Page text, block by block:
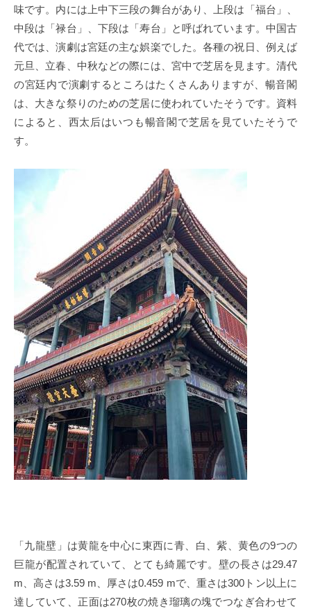
味です。内には上中下三段の舞台があり、上段は 「福台」、
中段は「禄台」、下段は「寿台」と呼ばれています。中国古
代では、演劇は宮廷の主な娯楽でした。各種の祝日、例えば
元旦、立春、中秋などの際には、宮中で芝居を見ます。清代
の宮廷内で演劇するところはたくさんありますが、暢音閣
は、大きな祭りのための芝居に使われていたそうです。資料
によると、西太后はいつも暢音閣で芝居を見ていたそうで
す。
「九龍壁」は黄龍を中心に東西に青、白、紫、黄色の9つの
巨龍が配置されていて、とても綺麗です。壁の長さは29.47
m、高さは3.59 m、厚さは0.459 mで、重さは300トン以上に
達していて、正面は270枚の焼き瑠璃の塊でつなぎ合わせて